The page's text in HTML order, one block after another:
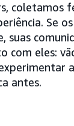
coletamos
Se
suas
com eles:
antes.